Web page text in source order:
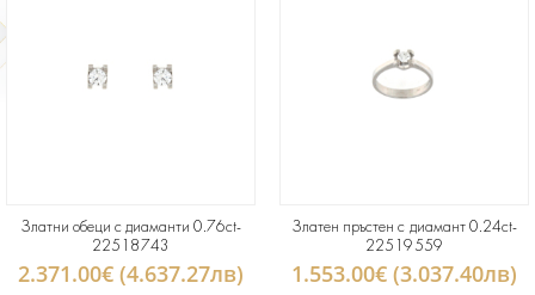
Златни обеци с диаманти 0.76ct-
22518743
2.371.00€ (4.637.27лв)
Златен пръстен с диамант 0.24ct-
22519559
1.553.00€ (3.037.40лв)